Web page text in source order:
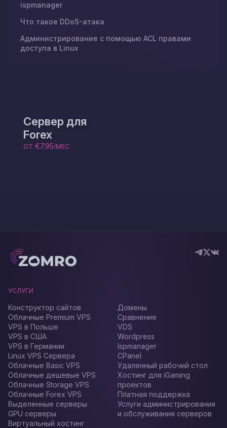
ispmanager
Что такое DDoS-атака
Администрирование с помощью ACL правами
доступа в Linux
Сервер для
Forex
ОТ €7.95/МЕС
УСЛУГИ
Конструктор сайтов
Облачные Premium VPS
VPS в Польше
VPS в США
VPS в Германии
Linux VPS Сервера
Облачные Basic VPS
Облачные дешевые VPS
Облачные Storage VPS
Облачные Forex VPS
Выделенные серверы
GPU серверы
Виртуальный хостинг
Домены
Сравнение
VDS
Wordpress
Ispmanager
CPanel
Удаленный рабочий стол
Хостинг для iGaming
проектов
Платная поддержка
Услуги администрирования
и обслуживания серверов